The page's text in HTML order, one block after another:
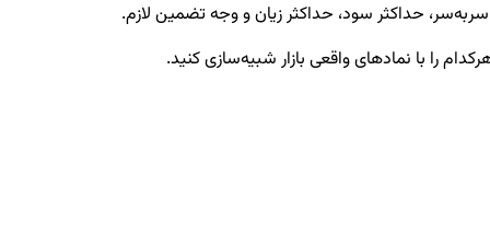
سربه‌سر، حداکثر سود، حداکثر زیان و وجه تضمین لازم.
را با نمادهای واقعی بازار شبیه‌سازی کنید.